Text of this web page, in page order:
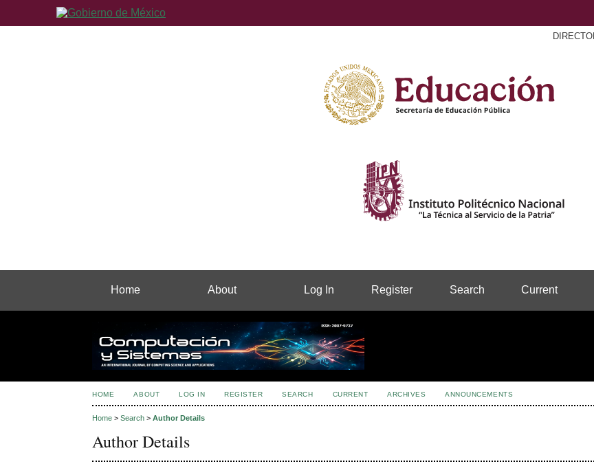
Home About Log In Register Search Current
HOME ABOUT LOG IN REGISTER SEARCH CURRENT ARCHIVES ANNOUNCEMENTS
Home >Search >Author Details
Author Details